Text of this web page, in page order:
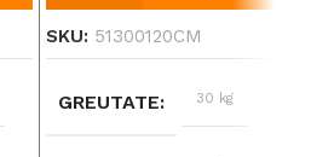
SKU: 51300120CM
GREUTATE 30 kg